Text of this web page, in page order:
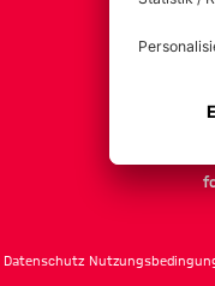
Datenschutz